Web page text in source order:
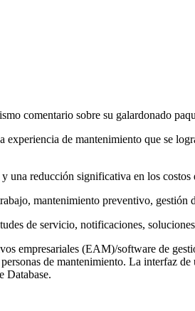
comentario sobre su galardonado
de mantenimiento que se
una reducción significativa en los
mantenimiento preventivo,
de servicio, notificaciones,
empresariales (EAM)/software de
de mantenimiento. La interfaz
Database.